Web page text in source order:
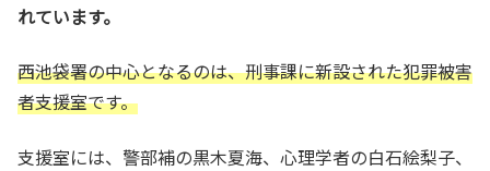
れています。
西池袋署の中心となるのは、刑事課に新設された犯罪被害
者支援室です。
支援室には、警部補の黒木夏海、心理学者の白石絵梨子、